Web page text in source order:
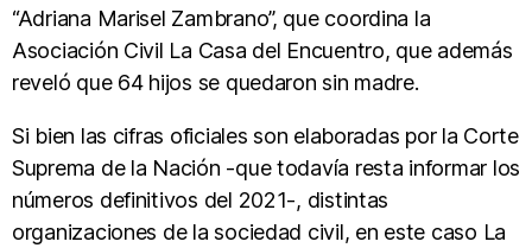
“Adriana Marisel Zambrano”, que coordina la
Asociación Civil La Casa del Encuentro, que además
reveló que 64 hijos se quedaron sin madre.
Si bien las cifras oficiales son elaboradas por la Corte
Suprema de la Nación -que todavía resta informar los
números definitivos del 2021-, distintas
organizaciones de la sociedad civil, en este caso La